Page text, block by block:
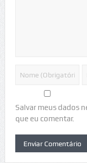
Salvar meus dados
que eu comentar.